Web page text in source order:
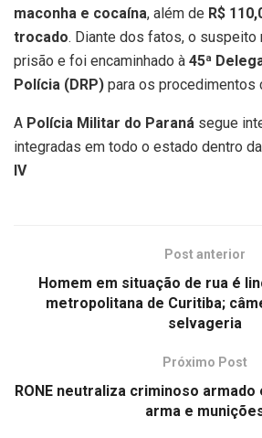
maconha e cocaína, além de R$
trocado. Diante dos fatos, o suspeito
prisão e foi encaminhado à 45ª
Polícia (DRP) para os procedimentos
A Polícia Militar do Paraná segue
integradas em todo o estado dentro da
IV
Post anterior
Homem em situação de rua é
metropolitana de Curitiba;
selvageria
Próximo Post
RONE neutraliza criminoso
arma e